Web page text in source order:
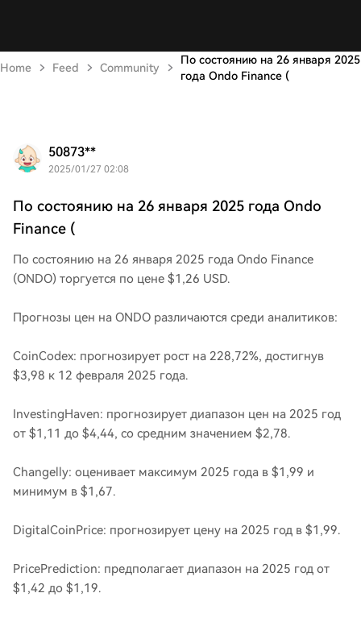
Home Feed Community
По состоянию на 26 января 2025
года Ondo Finance (
50873**
2025/01/27 02:08
По состоянию на 26 января 2025 года Ondo
Finance (
По состоянию на 26 января 2025 года Ondo Finance
(ONDO) торгуется по цене $1,26 USD.
Прогнозы цен на ONDO различаются среди аналитиков:
CoinCodex: прогнозирует рост на 228,72%, достигнув
$3,98 к 12 февраля 2025 года.
InvestingHaven: прогнозирует диапазон цен на 2025 год
от $1,11 до $4,44, со средним значением $2,78.
Changelly: оценивает максимум 2025 года в $1,99 и
минимум в $1,67.
DigitalCoinPrice: прогнозирует цену на 2025 год в $1,99.
PricePrediction: предполагает диапазон на 2025 год от
$1,42 до $1,19.